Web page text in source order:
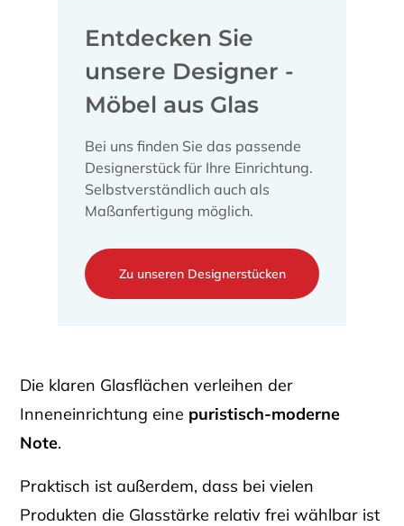
Entdecken Sie
unsere Designer -
Möbel aus Glas
Bei uns finden Sie das passende
Designerstück für Ihre Einrichtung.
Selbstverständlich auch als
Maßanfertigung möglich.
Zu unseren Designerstücken
Die klaren Glasflächen verleihen der
Inneneinrichtung eine puristisch-moderne
Note.
Praktisch ist außerdem, dass bei vielen
Produkten die Glasstärke relativ frei wählbar ist